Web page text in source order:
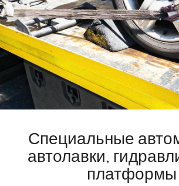
Специальные
автолавки,
платформы